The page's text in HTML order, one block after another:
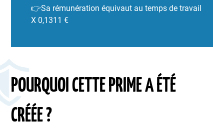
👉Sa rémunération équivaut au temps de travail
X 0,1311 €
POURQUOI CETTE PRIME A ÉTÉ
CRÉÉE ?